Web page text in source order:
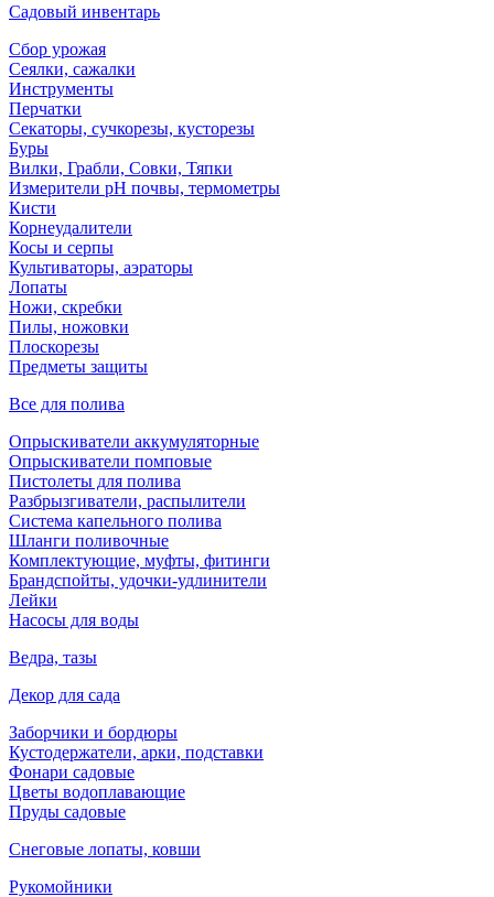
Садовый инвентарь
Сбор урожая
Сеялки, сажалки
Инструменты
Перчатки
Секаторы, сучкорезы, кусторезы
Буры
Вилки, Грабли, Совки, Тяпки
Измерители pH почвы, термометры
Кисти
Корнеудалители
Косы и серпы
Культиваторы, аэраторы
Лопаты
Ножи, скребки
Пилы, ножовки
Плоскорезы
Предметы защиты
Все для полива
Опрыскиватели аккумуляторные
Опрыскиватели помповые
Пистолеты для полива
Разбрызгиватели, распылители
Система капельного полива
Шланги поливочные
Комплектующие, муфты, фитинги
Брандспойты, удочки-удлинители
Лейки
Насосы для воды
Ведра, тазы
Декор для сада
Заборчики и бордюры
Кустодержатели, арки, подставки
Фонари садовые
Цветы водоплавающие
Пруды садовые
Снеговые лопаты, ковши
Рукомойники